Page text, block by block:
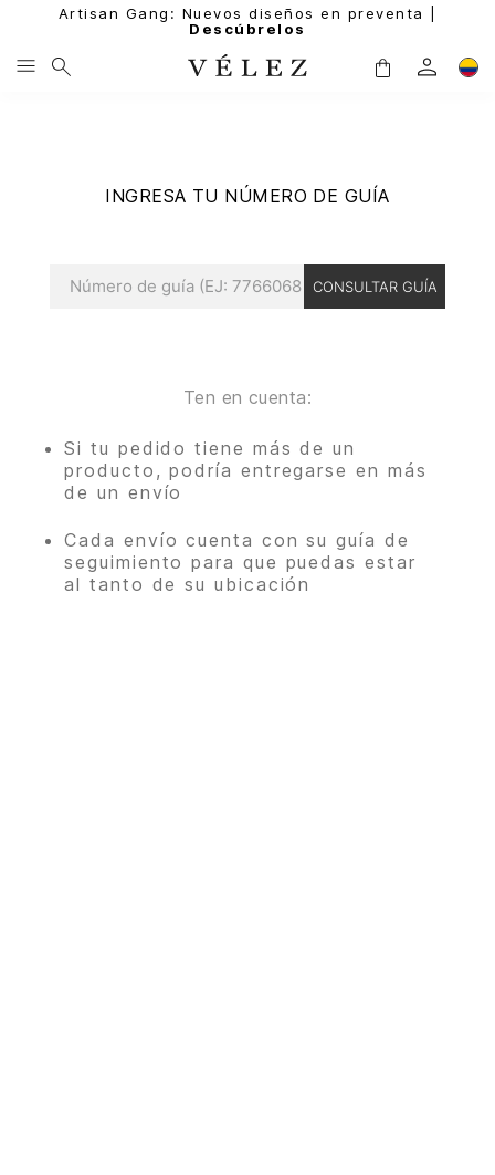
Artisan Gang: Nuevos diseños en preventa |
Descúbrelos
INGRESA TU NÚMERO DE GUÍA
CONSULTAR GUÍA
Ten en cuenta:
Si tu pedido tiene más de un
producto, podría entregarse en más
de un envío
Cada envío cuenta con su guía de
seguimiento para que puedas estar
al tanto de su ubicación